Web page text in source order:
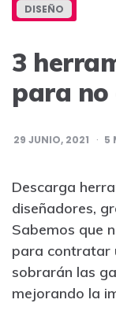
DISEÑO
3
para no
29 JUNIO, 2021 5
Descarga
diseñadores,
Sabemos que
para contratar
sobrarán las
mejorando la